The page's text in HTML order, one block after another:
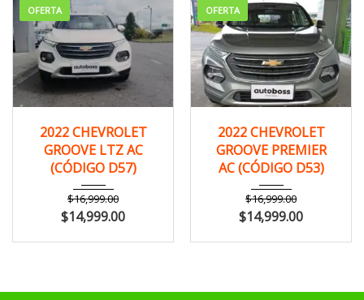
OFERTA
141,000 km
2022 CHEVROLET
GROOVE LTZ AC
(CÓDIGO D57)
$16,999.00
$14,999.00
OFERTA
150,000 km
2022 CHEVROLET
GROOVE PREMIER
AC (CÓDIGO D53)
$16,999.00
$14,999.00